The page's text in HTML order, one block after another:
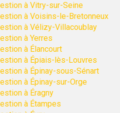
à Vitry-sur-Seine
à Voisins-le-Bretonneux
à Vélizy-Villacoublay
à Yerres
à Élancourt
à Épiais-lès-Louvres
à Épinay-sous-Sénart
à Épinay-sur-Orge
à Éragny
à Étampes